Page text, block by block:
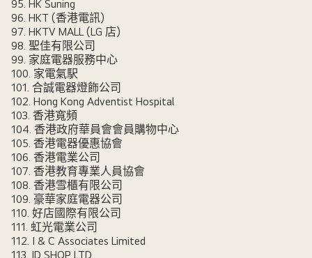
95. HK Suning
96. HKT (香港電訊)
97. HKTV MALL (LG 店)
98. 聖佳有限公司
99. 家庭電器服務中心
100. 家電氣駅
101. 合誠電器燈飾公司
102. Hong Kong Adventist Hospital
103. 香港寬頻
104. 香港政府華員會會員購物中心
105. 香港電器優惠協會
106. 香港電業公司
107. 香港教育專業人員協會
108. 香港雪櫃有限公司
109. 豪華家庭電器公司
110. 好店國際有限公司
111. 虹光電業公司
112. I & C Associates Limited
113. ID SHOP LTD